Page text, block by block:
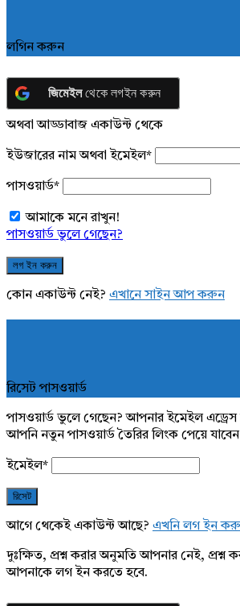
লগিন করুন
জিমেইলথেকে লগইন করুন
অথবা আড্ডাবাজ একাউন্ট থেকে
ইউজারের নাম অথবা ইমেইল*
পাসওয়ার্ড*
আমাকে মনে রাখুন!
পাসওয়ার্ড ভুলে গেছেন?
কোন একাউন্ট নেই? এখানে সাইন আপ করুন
রিসেট পাসওয়ার্ড
পাসওয়ার্ড ভুলে গেছেন? আপনার ইমেইল এড্রেস
আপনি নতুন পাসওয়ার্ড তৈরির লিংক পেয়ে
ইমেইল*
আগে থেকেই একাউন্ট আছে? এখনি লগ ইন
দুঃক্ষিত, প্রশ্ন করার অনুমতি আপনার নেই, প্রশ্ন
আপনাকে লগ ইন করতে হবে.